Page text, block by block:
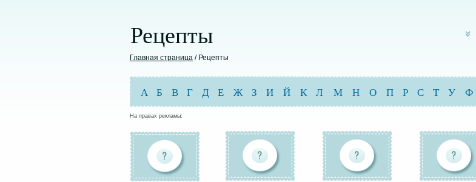
Рецепты
Главная страница / Рецепты
А Б В Г Д Е Ж З И Й К Л М Н О П Р С Т У Ф
На правах рекламы: